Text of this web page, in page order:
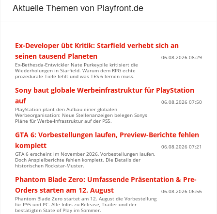
Aktuelle Themen von Playfront.de
Ex-Developer übt Kritik: Starfield verhebt sich an
seinen tausend Planeten
06.08.2026 08:29
Ex-Bethesda-Entwickler Nate Purkeypile kritisiert die
Wiederholungen in Starfield. Warum dem RPG echte
prozedurale Tiefe fehlt und was TES 6 lernen muss.
Sony baut globale Werbeinfrastruktur für PlayStation
auf
06.08.2026 07:50
PlayStation plant den Aufbau einer globalen
Werbeorganisation: Neue Stellenanzeigen belegen Sonys
Pläne für Werbe-Infrastruktur auf der PS5.
GTA 6: Vorbestellungen laufen, Preview-Berichte fehlen
komplett
06.08.2026 07:21
GTA 6 erscheint im November 2026, Vorbestellungen laufen.
Doch Anspielberichte fehlen komplett. Die Details der
historischen Rockstar-Muster.
Phantom Blade Zero: Umfassende Präsentation & Pre-
Orders starten am 12. August
06.08.2026 06:56
Phantom Blade Zero startet am 12. August die Vorbestellung
für PS5 und PC. Alle Infos zu Release, Trailer und der
bestätigten State of Play im Sommer.